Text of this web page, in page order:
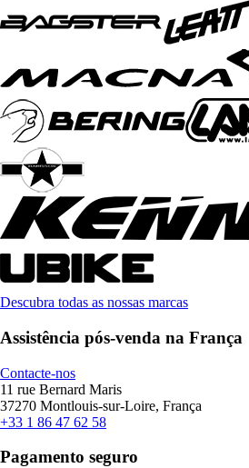
Descubra todas as nossas marcas
Assistência pós-venda na França
Contacte-nos
11 rue Bernard Maris
37270 Montlouis-sur-Loire, França
+33 1 86 47 62 58
Pagamento seguro